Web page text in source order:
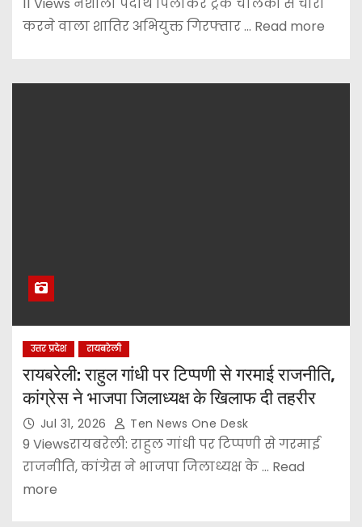
11 Views नशीला पदार्थ पिलाकर ट्रक चालकों से चोरी
करने वाला शातिर अभियुक्त गिरफ्तार ... Read more
उत्तर प्रदेश रायबरेली
रायबरेली: राहुल गांधी पर टिप्पणी से गरमाई राजनीति,
कांग्रेस ने भाजपा जिलाध्यक्ष के खिलाफ दी तहरीर
Jul 31, 2026 Ten News One Desk
9 Viewsरायबरेली: राहुल गांधी पर टिप्पणी से गरमाई
राजनीति, कांग्रेस ने भाजपा जिलाध्यक्ष के ... Read
more